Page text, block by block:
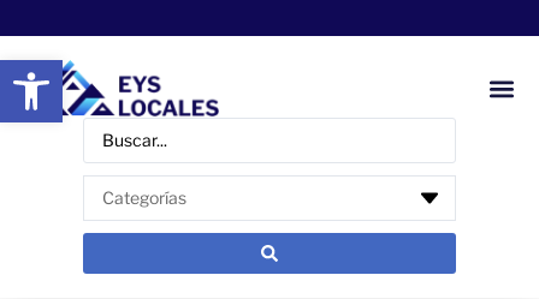
Abrir barra de herramientas